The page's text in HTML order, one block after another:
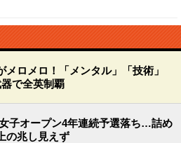
メロメロ！「メンタル」「技術」
器で全英制覇
子オープン4年連続予選落ち…詰め
の兆し見えず